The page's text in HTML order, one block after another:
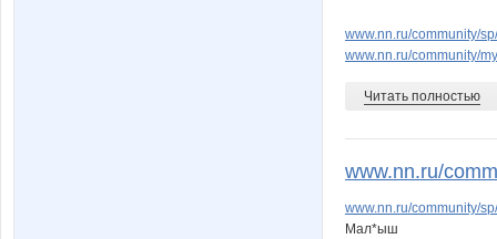
www.nn.ru/community/
www.nn.ru/community/
Читать полностью
www.nn.ru/
www.nn.ru/community/
Мал*ыш